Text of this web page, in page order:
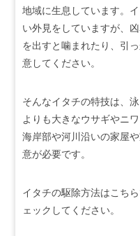
地域に生息しています。
い外見をしていますが、
を出すと噛まれたり、引
意してください。
そんなイタチの特技は、
よりも大きなウサギやニ
海岸部や河川沿いの家屋
意が必要です。
イタチの駆除方法はこち
ェックしてください。